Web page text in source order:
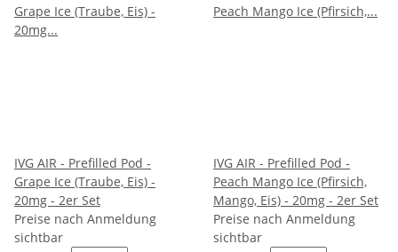
IVG AIR - Prefilled Pod -
Grape Ice (Traube, Eis) -
20mg - 2er Set
Preise nach Anmeldung
sichtbar
IVG AIR - Prefilled Pod -
Peach Mango Ice (Pfirsich,
Mango, Eis) - 20mg - 2er Set
Preise nach Anmeldung
sichtbar